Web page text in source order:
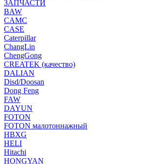
ЗАПЧАСТИ
BAW
CAMC
CASE
Caterpillar
ChangLin
ChengGong
CREATEK (качество)
DALIAN
Disd/Doosan
Dong Feng
FAW
DAYUN
FOTON
FOTON малотоннажный
HBXG
HELI
Hitachi
HONGYAN